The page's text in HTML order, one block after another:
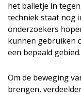
het balletje in
techniek staat nog
onderzoekers
kunnen gebruiken
een bepaald gebied.
Om de beweging
brengen,